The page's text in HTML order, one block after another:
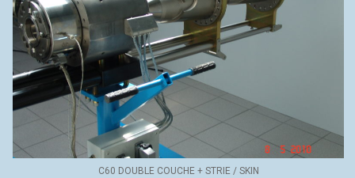
C60 DOUBLE COUCHE + STRIE / SKIN